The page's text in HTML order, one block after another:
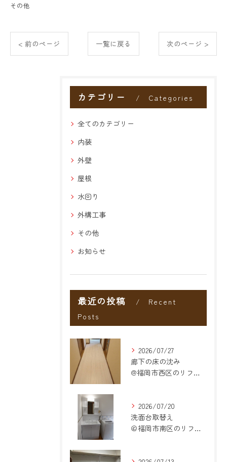
その他
< 前のページ 一覧に戻る 次のページ >
カテゴリー Categories
全てのカテゴリー
内装
外壁
屋根
水回り
外構工事
その他
お知らせ
最近の投稿
Recent
Posts
2026/07/27
廊下の床の沈み
@福岡市西区のリフォーム
2026/07/20
洗面台取替え
＠福岡市南区のリフォーム